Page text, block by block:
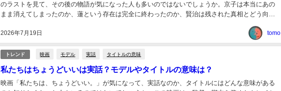
2026年7月19日
のラストを見て、その後の物語が気になった人も多いのではないでしょうか。京子は本当にあの
まま消えてしまったのか、蓮という存在は完全に終わったのか、賢治は残された真相とどう向き
tomo
トレンド 映画 モデル 実話 タイトルの意味
私たちはちょうどいいは実話？モデルやタイトルの意味は？
映画「私たちは、ちょうどいい。」が気になって、実話なのか、タイトルにはどんな意味がある